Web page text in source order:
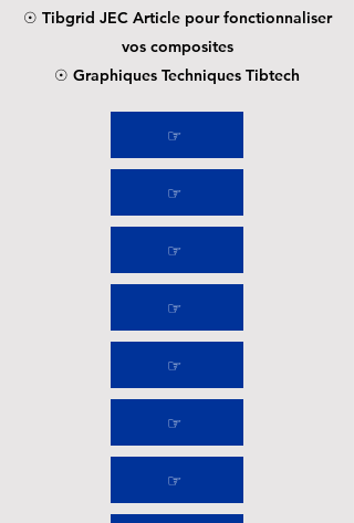
☉ Tibgrid JEC Article pour fonctionnaliser
vos composites
☉ Graphiques Techniques Tibtech
☞
☞
☞
☞
☞
☞
☞